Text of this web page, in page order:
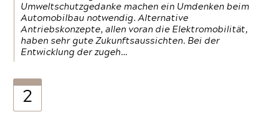
Umweltschutzgedanke machen ein Umdenken beim
Automobilbau notwendig. Alternative
Antriebskonzepte, allen voran die Elektromobilität,
haben sehr gute Zukunftsaussichten. Bei der
Entwicklung der zugeh…
2